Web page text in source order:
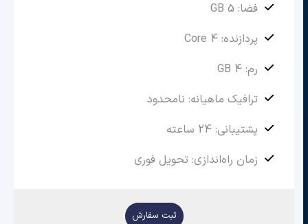
فضا: 5 GB
پردازنده: 4 Core
رم: 4 GB
ترافیک ماهیانه: نامحدود
پشتیبانی: 24 ساعته
زمان راه‌اندازی: تحویل فوری
ثبت سفارش